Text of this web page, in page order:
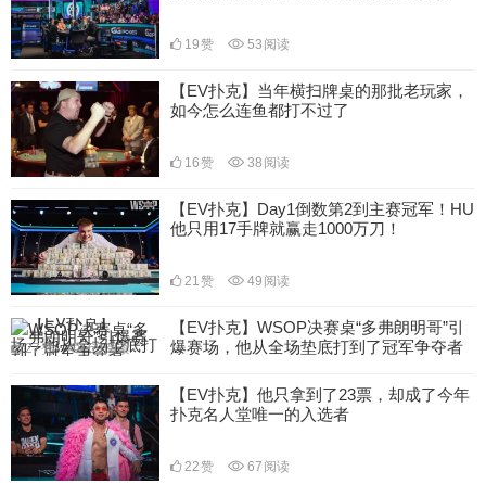
19赞 53 阅读
【EV扑克】当年横扫牌桌的那批老玩家，
如今怎么连鱼都打不过了
16赞 38 阅读
【EV扑克】Day1倒数第2到主赛冠军！HU
他只用17手牌就赢走1000万刀！
21赞 49 阅读
【EV扑克】WSOP决赛桌“多弗朗明哥”引
爆赛场，他从全场垫底打到了冠军争夺者
27赞 69阅读
【EV扑克】他只拿到了23票，却成了今年
扑克名人堂唯一的入选者
22赞 67 阅读